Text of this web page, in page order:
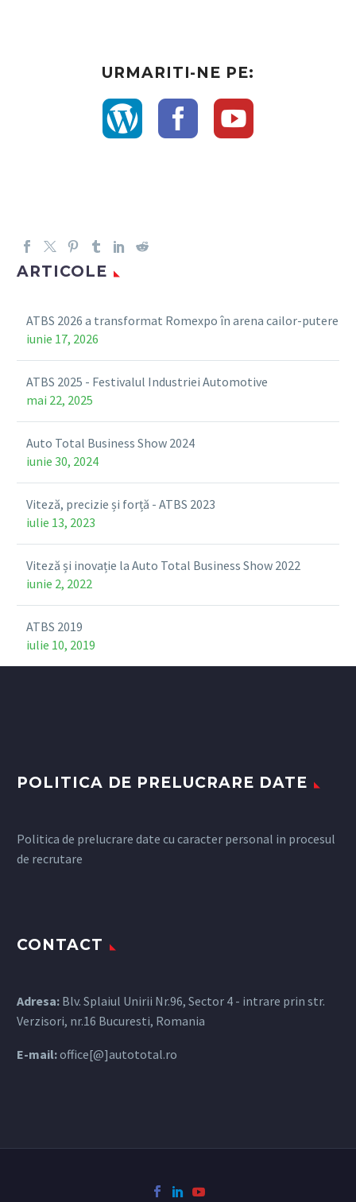
URMARITI-NE PE:
ARTICOLE
ATBS 2026 a transformat Romexpo în arena cailor-putere
iunie 17, 2026
ATBS 2025 - Festivalul Industriei Automotive
mai 22, 2025
Auto Total Business Show 2024
iunie 30, 2024
Viteză, precizie și forță - ATBS 2023
iulie 13, 2023
Viteză și inovație la Auto Total Business Show 2022
iunie 2, 2022
ATBS 2019
iulie 10, 2019
POLITICA DE PRELUCRARE DATE
Politica de prelucrare date cu caracter personal in procesul
de recrutare
CONTACT
Adresa: Blv. Splaiul Unirii Nr.96, Sector 4 - intrare prin str.
Verzisori, nr.16 Bucuresti, Romania
E-mail:office[@]autototal.ro